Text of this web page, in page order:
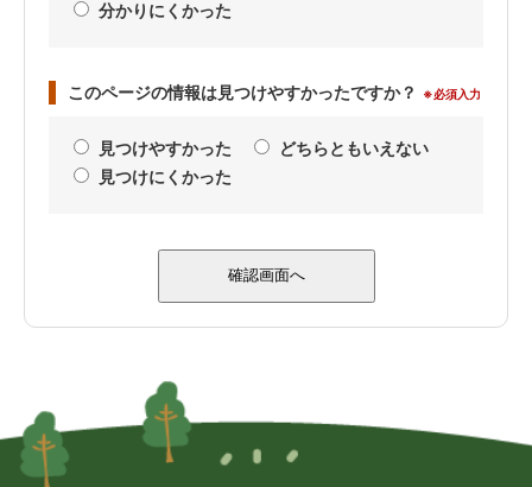
分かりにくかった
このページの情報は見つけやすかったですか？ ※必須入力
見つけやすかった
どちらともいえない
見つけにくかった